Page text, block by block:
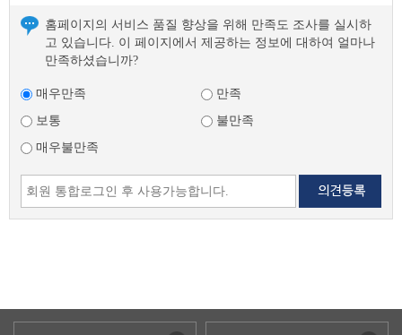
홈페이지의 서비스 품질 향상을 위해 만족도 조사를 실시하
고 있습니다. 이 페이지에서 제공하는 정보에 대하여 얼마나
만족하셨습니까?
매우만족
만족
보통
불만족
매우불만족